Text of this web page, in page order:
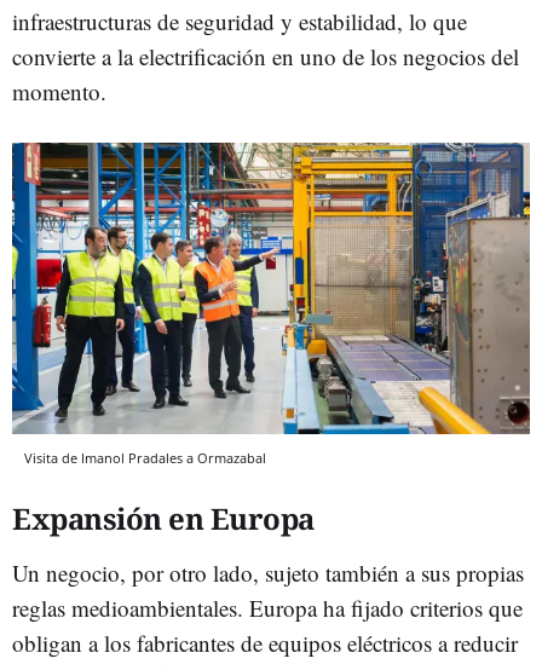
infraestructuras de seguridad y estabilidad, lo que
convierte a la electrificación en uno de los negocios del
momento.
Visita de Imanol Pradales a Ormazabal
Expansión en Europa
Un negocio, por otro lado, sujeto también a sus propias
reglas medioambientales. Europa ha fijado criterios que
obligan a los fabricantes de equipos eléctricos a reducir